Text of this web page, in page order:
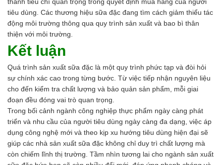
tiêu dùng. Các thương hiệu sữa đặc đang tìm cách giảm thiểu tác
động môi trường thông qua quy trình sản xuất và bao bì thân
thiện với môi trường.
Kết luận
Quá trình sản xuất sữa đặc là một quy trình phức tạp và đòi hỏi
sự chính xác cao trong từng bước. Từ việc tiếp nhận nguyên liệu
cho đến kiểm tra chất lượng và bảo quản sản phẩm, mỗi giai
đoạn đều đóng vai trò quan trọng.
Trong bối cảnh ngành công nghiệp thực phẩm ngày càng phát
triển và nhu cầu của người tiêu dùng ngày càng đa dạng, việc áp
dụng công nghệ mới và theo kịp xu hướng tiêu dùng hiện đại sẽ
giúp các nhà sản xuất sữa đặc không chỉ duy trì chất lượng mà
còn chiếm lĩnh thị trường. Tầm nhìn tương lai cho ngành sản xuất